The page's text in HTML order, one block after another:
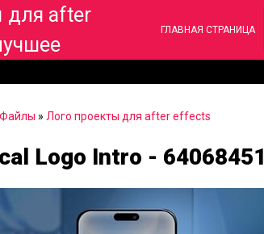
для after
ГЛАВНАЯ СТРАНИЦА
Файлы » Лого проекты для after effects
Logo Intro - 64068451